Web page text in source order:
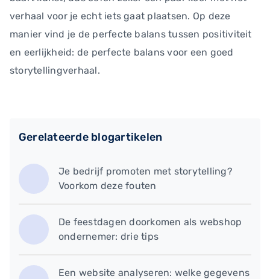
verhaal voor je echt iets gaat plaatsen. Op deze
manier vind je de perfecte balans tussen positiviteit
en eerlijkheid: de perfecte balans voor een goed
storytellingverhaal.
Gerelateerde blogartikelen
Je bedrijf promoten met storytelling?
Voorkom deze fouten
De feestdagen doorkomen als webshop
ondernemer: drie tips
Een website analyseren: welke gegevens